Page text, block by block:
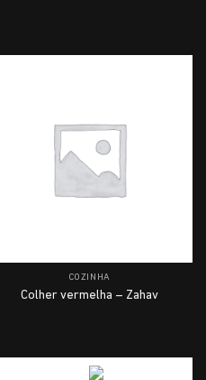
COZINHA
Colher vermelha – Zahav